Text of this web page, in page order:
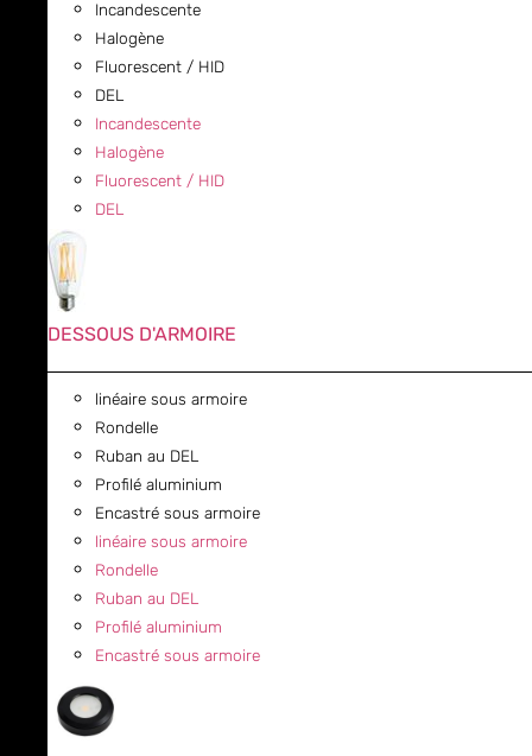
Incandescente
Halogène
Fluorescent / HID
DEL
Incandescente
Halogène
Fluorescent / HID
DEL
DESSOUS D'ARMOIRE
linéaire sous armoire
Rondelle
Ruban au DEL
Profilé aluminium
Encastré sous armoire
linéaire sous armoire
Rondelle
Ruban au DEL
Profilé aluminium
Encastré sous armoire